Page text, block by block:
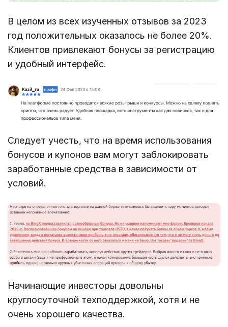
В целом из всех изученных отзывов за 2023
год положительных оказалось не более 20%.
Клиентов привлекают бонусы за регистрацию
и удобный интерфейс.
Следует учесть, что на время использования
бонусов и купонов вам могут заблокировать
заработанные средства в зависимости от
условий.
Начинающие инвесторы довольны
круглосуточной техподдержкой, хотя и не
очень хорошего качества.